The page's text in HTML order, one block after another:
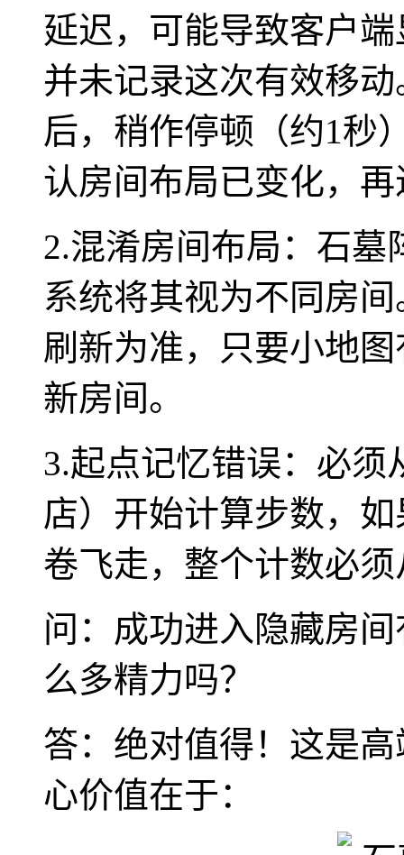
延迟，可能导致客户
并未记录这次有效移
后，稍作停顿（约1秒
认房间布局已变化，
2.混淆房间布局：石
系统将其视为不同房
刷新为准，只要小地
新房间。
3.起点记忆错误：必
店）开始计算步数，
卷飞走，整个计数必
问：成功进入隐藏房
么多精力吗？
答：绝对值得！这是
心价值在于：